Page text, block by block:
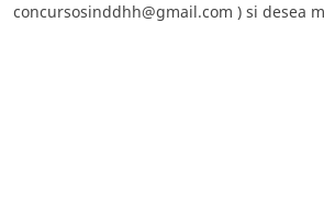
concursosinddhh@gmail.com ) si desea